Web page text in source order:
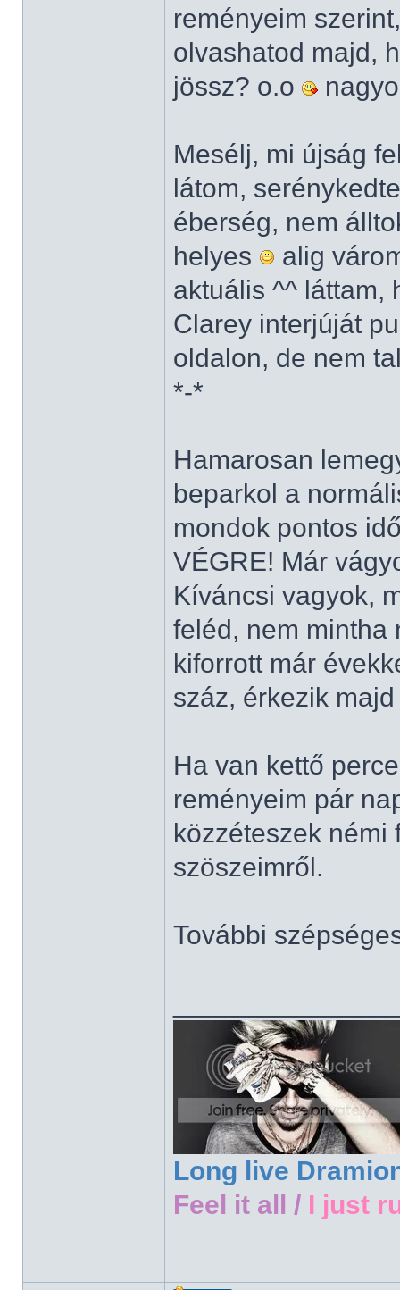
reményeim
olvashatod majd,
jössz? o.o
Mesélj, mi újság
látom,
éberség, nem
helyes
alig
aktuális ^^ láttam,
Clarey interjúját
oldalon, de nem
*-*
Hamarosan
beparkol a
mondok pontos
VÉGRE! Már
Kíváncsi vagyok,
feléd, nem mintha
kiforrott már
száz, érkezik
Ha van kettő
reményeim pár
közzéteszek némi
szöszeimről.
További
Long live
Feel it all / I just